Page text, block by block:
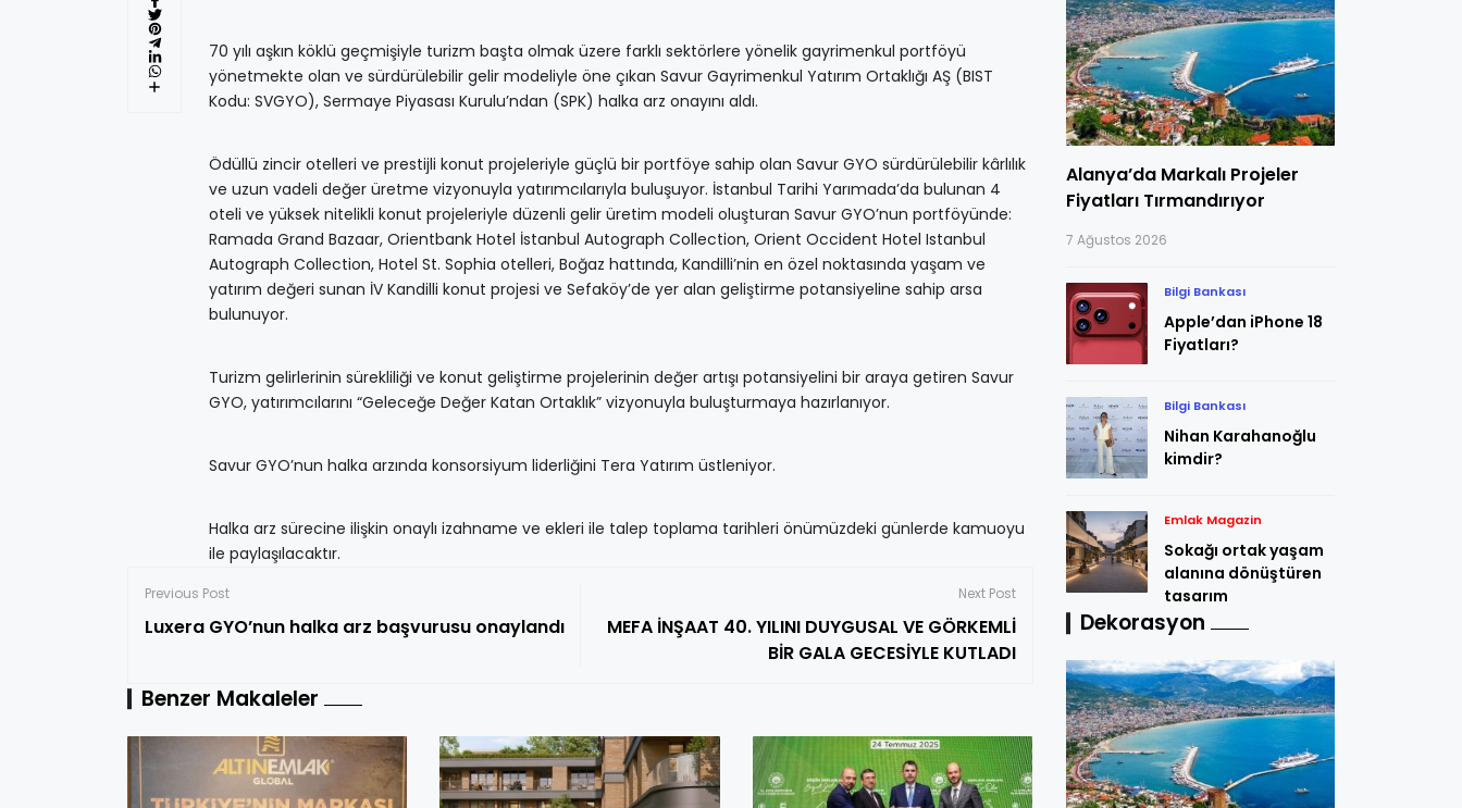
70 yılı aşkın köklü geçmişiyle turizm başta olmak üzere farklı sektörlere yönelik gayrimenkul portföyü
yönetmekte olan ve sürdürülebilir gelir modeliyle öne çıkan Savur Gayrimenkul Yatırım Ortaklığı AŞ (BIST
Kodu: SVGYO), Sermaye Piyasası Kurulu’ndan (SPK) halka arz onayını aldı.
Ödüllü zincir otelleri ve prestijli konut projeleriyle güçlü bir portföye sahip olan Savur GYO sürdürülebilir kârlılık
ve uzun vadeli değer üretme vizyonuyla yatırımcılarıyla buluşuyor. İstanbul Tarihi Yarımada’da bulunan 4
oteli ve yüksek nitelikli konut projeleriyle düzenli gelir üretim modeli oluşturan Savur GYO’nun portföyünde:
Ramada Grand Bazaar, Orientbank Hotel İstanbul Autograph Collection, Orient Occident Hotel Istanbul
Autograph Collection, Hotel St. Sophia otelleri, Boğaz hattında, Kandilli’nin en özel noktasında yaşam ve
yatırım değeri sunan İV Kandilli konut projesi ve Sefaköy’de yer alan geliştirme potansiyeline sahip arsa
bulunuyor.
Turizm gelirlerinin sürekliliği ve konut geliştirme projelerinin değer artışı potansiyelini bir araya getiren Savur
GYO, yatırımcılarını “Geleceğe Değer Katan Ortaklık” vizyonuyla buluşturmaya hazırlanıyor.
Savur GYO’nun halka arzında konsorsiyum liderliğini Tera Yatırım üstleniyor.
Halka arz sürecine ilişkin onaylı izahname ve ekleri ile talep toplama tarihleri önümüzdeki günlerde kamuoyu
ile paylaşılacaktır.
Previous Post
Luxera GYO’nun halka arz başvurusu onaylandı
Next Post
MEFA İNŞAAT 40. YILINI DUYGUSAL VE GÖRKEMLİ
BİR GALA GECESİYLE KUTLADI
Benzer Makaleler
Alanya’da Markalı Projeler
Fiyatları Tırmandırıyor
7 Ağustos 2026
Bilgi Bankası
Apple’dan iPhone 18
Fiyatları?
Bilgi Bankası
Nihan Karahanoğlu
kimdir?
Emlak Magazin
Sokağı ortak yaşam
alanına dönüştüren
tasarım
Dekorasyon